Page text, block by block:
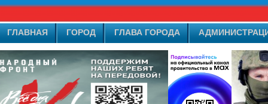
ГЛАВНАЯ ГОРОД ГЛАВА ГОРОДА